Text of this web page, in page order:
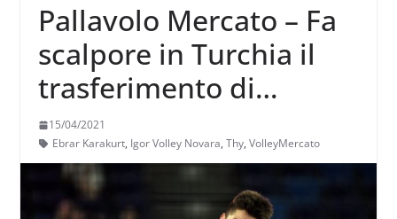
Pallavolo Mercato – Fa
scalpore in Turchia il
trasferimento di
Karakurt a Novara
15/04/2021
Ebrar Karakurt, Igor Volley Novara, Thy, VolleyMercato